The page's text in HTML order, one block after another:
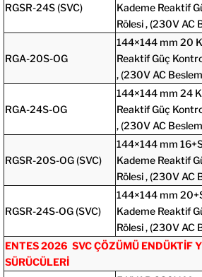
RGSR-24S (SVC)
Kademe Reaktif
Rölesi ,(230V AC
RGA-20S-OG
144×144 mm 20
Reaktif Güç
,(230V AC
RGA-24S-OG
144×144 mm 24
Reaktif Güç
,(230V AC
RGSR-20S-OG (SVC)
144×144 mm
Kademe Reaktif
Rölesi ,(230V AC
RGSR-24S-OG (SVC)
144×144 mm
Kademe Reaktif
Rölesi ,(230V AC
ENTES 2026 SVC ÇÖZÜMÜ ENDÜKTİF
SÜRÜCÜLERİ